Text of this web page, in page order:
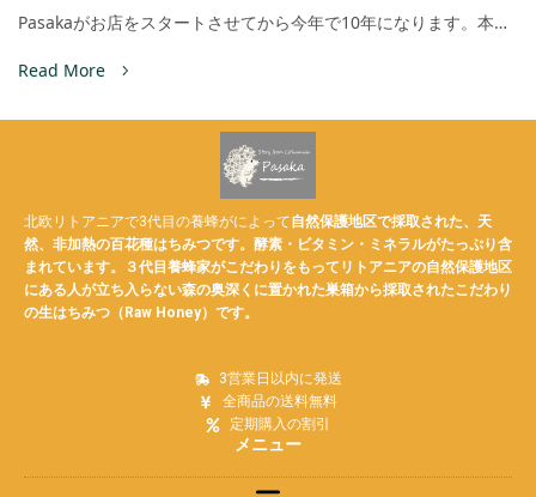
Pasakaがお店をスタートさせてから今年で10年になります。本…
Read More
北欧リトアニアで3代目の養蜂がによって自然保護地区で採取された、天
然、非加熱の百花種はちみつです。酵素・ビタミン・ミネラルがたっぷり含
まれています。３代目養蜂家がこだわりをもってリトアニアの自然保護地区
にある人が立ち入らない森の奥深くに置かれた巣箱から採取されたこだわり
の生はちみつ（Raw Honey）です。
3営業日以内に発送
全商品の送料無料
定期購入の割引
メニュー